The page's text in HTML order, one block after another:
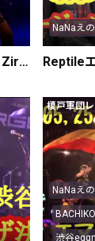
限定動画♡2025,11,03 Zirco Tokyo 「CANTOISM vol,27」えのきどカメラ
NaNaえ
NaNaえ
渋谷